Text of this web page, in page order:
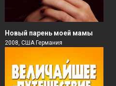
Новый парень моей мамы
2008, США Германия